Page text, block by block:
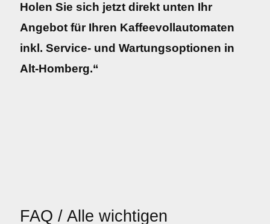
Holen Sie sich jetzt direkt unten Ihr
Angebot für Ihren Kaffeevollautomaten
inkl. Service- und Wartungsoptionen in
Alt-Homberg.“
FAQ / Alle wichtigen